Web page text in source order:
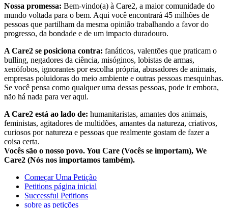
Nossa promessa: Bem-vindo(a) à Care2, a maior comunidade do
mundo voltada para o bem. Aqui você encontrará 45 milhões de
pessoas que partilham da mesma opinião trabalhando a favor do
progresso, da bondade e de um impacto duradouro.
A Care2 se posiciona contra: fanáticos, valentões que praticam o
bulling, negadores da ciência, misóginos, lobistas de armas,
xenófobos, ignorantes por escolha própria, abusadores de animais,
empresas poluidoras do meio ambiente e outras pessoas mesquinhas.
Se você pensa como qualquer uma dessas pessoas, pode ir embora,
não há nada para ver aqui.
A Care2 está ao lado de: humanitaristas, amantes dos animais,
feministas, agitadores de multidões, amantes da natureza, criativos,
curiosos por natureza e pessoas que realmente gostam de fazer a
coisa certa.
Vocês são o nosso povo. You Care (Vocês se importam), We
Care2 (Nós nos importamos também).
Começar Uma Petição
Petitions página inicial
Successful Petitions
sobre as petições